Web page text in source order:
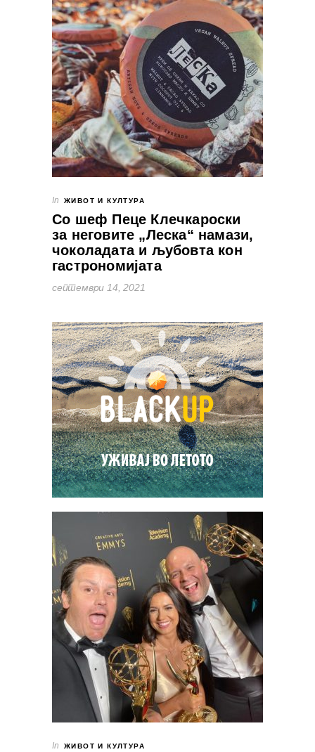
In ЖИВОТ И КУЛТУРА
Со шеф Пеце Клечкароски
за неговите „Леска“ намази,
чоколадата и љубовта кон
гастрономијата
септември 14, 2021
In ЖИВОТ И КУЛТУРА